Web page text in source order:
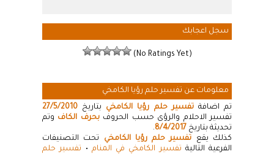
سجل اعجابك
(No Ratings Yet)
معلومات عن تفسير حلم رؤيا الكامخي
تم اضافةتفسير حلم رؤيا الكامخي بتاريخ 27/5/2010
تفسير الاحلام والرؤى حسب الحروفبحرف الكاف وتم
تحديثة بتاريخ 8/4/2017
.
كذلك يقع تفسير حلم رؤيا الكامخي
تحت التصنيفات
الفرعية التالية تفسير الكامخي في المنام • تفسير حلم